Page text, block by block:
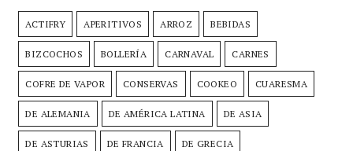
ACTIFRY APERITIVOS ARROZ BEBIDAS
BIZCOCHOS BOLLERÍA CARNAVAL CARNES
COFRE DE VAPOR CONSERVAS COOKEO CUARESMA
DE ALEMANIA DE AMÉRICA LATINA DE ASIA
DE ASTURIAS DE FRANCIA DE GRECIA